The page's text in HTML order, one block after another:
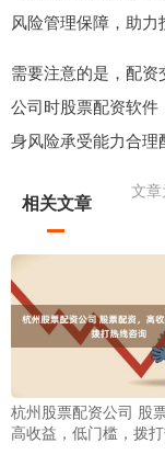
风险管理保障，助
需要注意的是，配
公司时股票配资软件
身风险承受能力合理
文
相关文章
杭州股票配资公司 股
高收益，低门槛，拨